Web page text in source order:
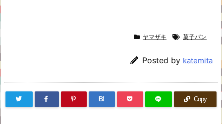
ヤマザキ 菓子パン
Posted by katemita
B! Copy